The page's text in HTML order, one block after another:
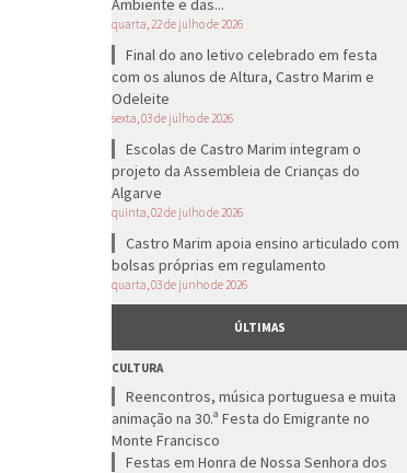
Ambiente e das...
quarta, 22 de julho de 2026
Final do ano letivo celebrado em festa
com os alunos de Altura, Castro Marim e
Odeleite
sexta, 03 de julho de 2026
Escolas de Castro Marim integram o
projeto da Assembleia de Crianças do
Algarve
quinta, 02 de julho de 2026
Castro Marim apoia ensino articulado com
bolsas próprias em regulamento
quarta, 03 de junho de 2026
ÚLTIMAS
CULTURA
Reencontros, música portuguesa e muita
animação na 30.ª Festa do Emigrante no
Monte Francisco
Festas em Honra de Nossa Senhora dos